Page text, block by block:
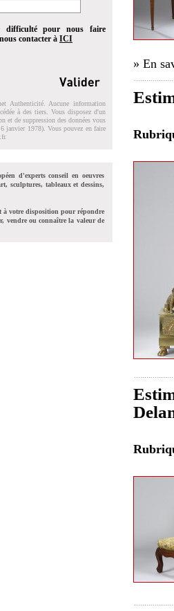
difficulté pour nous faire
contacter à ICI
Authenticité. Aucune information
à des tiers. Vous disposez d'un
et de suppression des données vous
janvier 1978). Vous pouvez en faire
.
d'experts conseil en oeuvres
sculptures, tableaux et dessins,
à votre disposition pour répondre
vendre ou connaître la valeur de
» En